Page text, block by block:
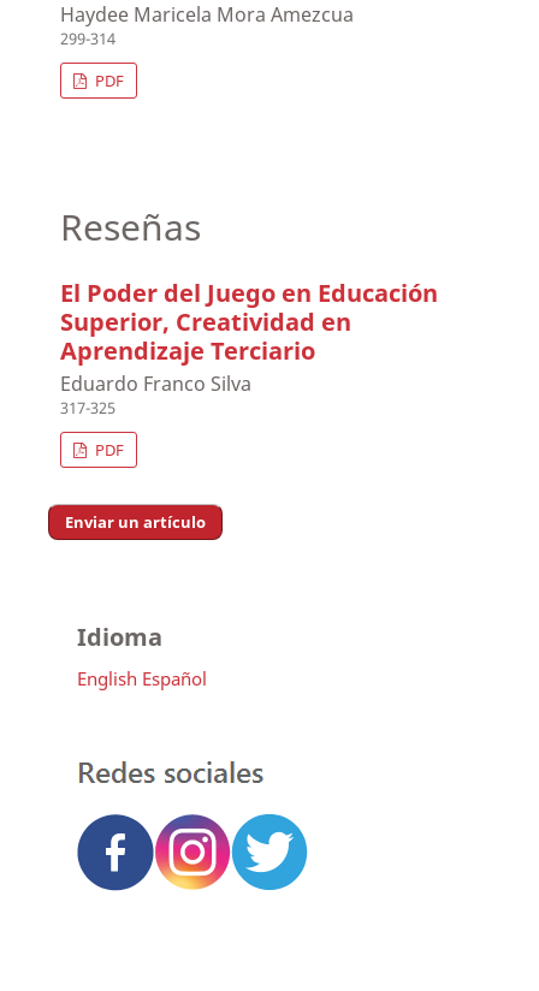
Haydee Maricela Mora Amezcua
299-314
PDF
Reseñas
El Poder del Juego en Educación
Superior, Creatividad en
Aprendizaje Terciario
Eduardo Franco Silva
317-325
PDF
Enviar un artículo
Idioma
English Español